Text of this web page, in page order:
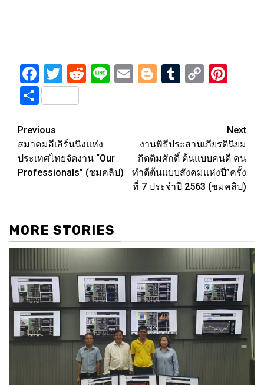
Facebook
Twitter
Reddit
LineEmailBlogger
Tumblr
Copy
Share
Post
navigation
Previous
สมาคมอีเลิร์นนิงแห่ง
ประเทศไทยจัดงาน “Our
Professionals” (ชมคลิป)
Next
งานพิธีประสานเกียรตินิยม
กิตติมศักดิ์ ต้นแบบคนดี คน
ทำดีต้นแบบสังคมแห่งปี”ครั้ง
ที่ 7 ประจำปี 2563 (ชมคลิป)
MORE STORIES